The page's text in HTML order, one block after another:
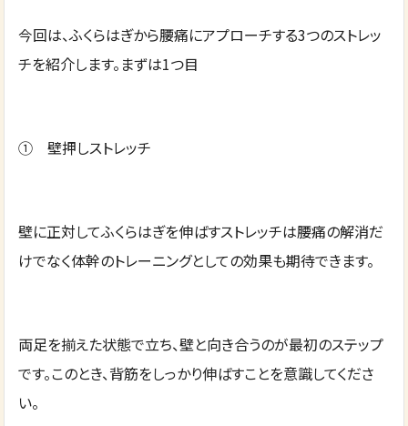
今回は、ふくらはぎから腰痛にアプローチする3つのストレッ
チを紹介します。まずは1つ目
① 壁押しストレッチ
壁に正対してふくらはぎを伸ばすストレッチは腰痛の解消だ
けでなく体幹のトレーニングとしての効果も期待できます。
両足を揃えた状態で立ち、壁と向き合うのが最初のステップ
です。このとき、背筋をしっかり伸ばすことを意識してくださ
い。